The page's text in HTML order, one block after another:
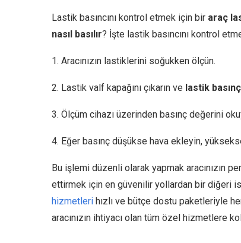
Lastik basıncını kontrol etmek için bir araç
nasıl basılır? İşte lastik basıncını kontrol
1. Aracınızın lastiklerini soğukken ölçün.
2. Lastik valf kapağını çıkarın ve lastik
3. Ölçüm cihazı üzerinden basınç değerini
4. Eğer basınç düşükse hava ekleyin,
Bu işlemi düzenli olarak yapmak aracınızın
ettirmek için en güvenilir yollardan bir diğeri
hizmetleri hızlı ve bütçe dostu paketleriyle
aracınızın ihtiyacı olan tüm özel hizmetlere